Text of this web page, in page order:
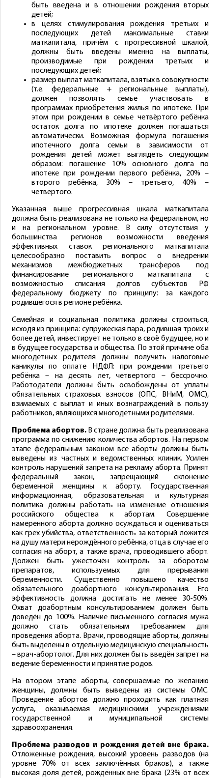
быть введена и в отношении рождения вторых
детей;
в целях стимулирования рождения третьих и
последующих детей максимальные ставки
маткапитала, причём с прогрессивной шкалой,
должны быть введены именно на выплаты,
производимые при рождении третьих и
последующих детей;
размер выплат маткапитала, взятых в совокупности
(т.е. федеральные + региональные выплаты),
должен позволять семье участвовать в
программах приобретения жилья по ипотеке. При
этом при рождении в семье четвёртого ребёнка
остаток долга по ипотеке должен погашаться
автоматически. Возможная формула погашения
ипотечного долга семьи в зависимости от
рождения детей может выглядеть следующим
образом: погашение 10% основного долга по
ипотеке при рождении первого ребёнка, 20% –
второго ребёнка, 30% – третьего, 40% –
четвёртого.
Указанная выше прогрессивная шкала маткапитала
должна быть реализована не только на федеральном, но
и на региональном уровне. В силу отсутствия у
большинства регионов возможности введения
эффективных ставок регионального маткапитала
целесообразно поставить вопрос о внедрении
механизмов межбюджетных трансферов под
финансирование регионального маткапитала с
возможностью списания долгов субъектов РФ
федеральному бюджету по принципу: за каждого
родившегося в регионе ребёнка.
Семейная и социальная политика должны строиться,
исходя из принципа: супружеская пара, родившая троих и
более детей, инвестирует не только в своё будущее, но и
в будущее государства и общества. По этой причине оба
многодетных родителя должны получить налоговые
каникулы по оплате НДФЛ: при рождении третьего
ребёнка – на десять лет, четвертого – бессрочно.
Работодатели должны быть освобождены от уплаты
обязательных страховых взносов (ОПС, ВНиМ, ОМС),
взимаемых с выплат и иных вознаграждений в пользу
работников, являющихся многодетными родителями.
Проблема абортов.В стране должна быть реализована
программа по снижению количества абортов. На первом
этапе федеральным законом все аборты должны быть
выведены из частных и ведомственных клиник. Усилен
контроль нарушений запрета на рекламу аборта. Принят
федеральный закон, запрещающий склонение
беременной женщины к аборту. Государственная
информационная, образовательная и культурная
политика должны работать на изменение отношения
российского общества к абортам. Совершение
намеренного аборта должно осуждаться и оцениваться
как грех убийства, ответственность за который ложится
на душу матери нерождённого ребёнка, отца в случае его
согласия на аборт, а также врача, проводившего аборт.
Должен быть ужесточён контроль за оборотом
препаратов, используемых для прерывания
беременности. Существенно повышено качество
обязательного доабортного консультирования. Его
эффективность должна достигать не менее 30-50%.
Охват доабортным консультированием должен быть
доведён до 100%. Наличие письменного согласия мужа
должно стать обязательным требованием для
проведения аборта. Врачи, проводящие аборты, должны
быть выделены в отдельную медицинскую специальность
– врач-абортолог. Для них должен быть введён запрет на
ведение беременности и принятие родов.
На втором этапе аборты, совершаемые по желанию
женщины, должны быть выведены из системы ОМС.
Проведение абортов должно проходить как платная
услуга, оказываемая медицинскими учреждениями
государственной и муниципальной системы
здравоохранения.
Проблема разводов и рождения детей вне брака.
Отложенные рождения, высокий уровень разводов (на
уровне 70% от всех заключённых браков), а также
высокая доля детей, рождённых вне брака (23% от всех